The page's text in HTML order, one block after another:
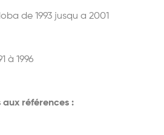
de 1993 jusqu a 2001
à 1996
références :